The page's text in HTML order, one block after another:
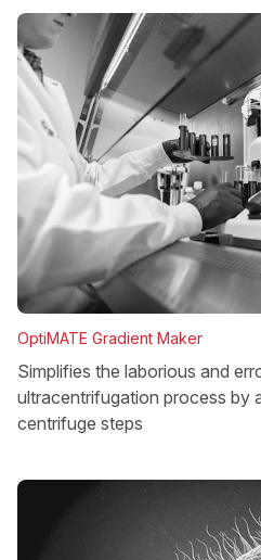
OptiMATE Gradient Maker
Simplifies the laborious and
ultracentrifugation process by
centrifuge steps